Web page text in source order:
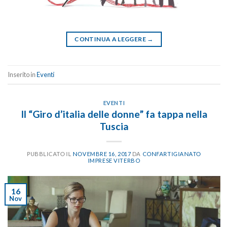
CONTINUA A LEGGERE →
Inserito inEventi
EVENTI
Il “Giro d’italia delle donne” fa tappa nella
Tuscia
PUBBLICATO IL NOVEMBRE 16, 2017 DA CONFARTIGIANATO
IMPRESE VITERBO
16
Nov